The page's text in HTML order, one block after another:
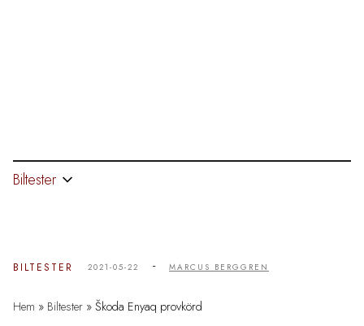
Biltester
BILTESTER 2021-05-22 - MARCUS BERGGREN
Hem » Biltester » Škoda Enyaq provkörd